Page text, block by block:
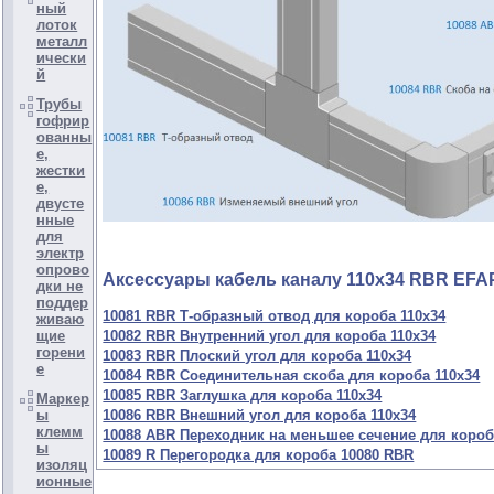
ный
лоток
металл
ически
й
Трубы
гофрир
ованны
е,
жестки
е,
двусте
нные
для
электр
опрово
дки не
поддер
живаю
щие
горени
е
Маркер
ы
клемм
ы
изоляц
ионные
Аксессуары кабель каналу 110х34 RBR
10081 RBR Т-образный отвод для короба 110х34
10082 RBR Внутренний угол для короба 110х34
10083 RBR Плоский угол для короба 110х34
10084 RBR Соединительная скоба для короба 110х34
10085 RBR Заглушка для короба 110х34
10086 RBR Внешний угол для короба 110х34
10088 ABR Переходник на меньшее сечение для
10089 R Перегородка для короба 10080 RBR